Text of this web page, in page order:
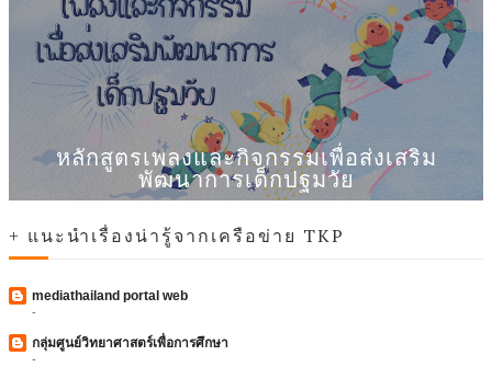
หลักสูตรเพลงและกิจกรรมเพื่อส่งเสริม
พัฒนาการเด็กปฐมวัย
+ แนะนำเรื่องน่ารู้จากเครือข่าย TKP
mediathailand portal web
-
กลุ่มศูนย์วิทยาศาสตร์เพื่อการศึกษา
-